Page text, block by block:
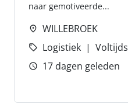
naar gemotiveerde...
WILLEBROEK
Logistiek
Voltijds
17 dagen geleden